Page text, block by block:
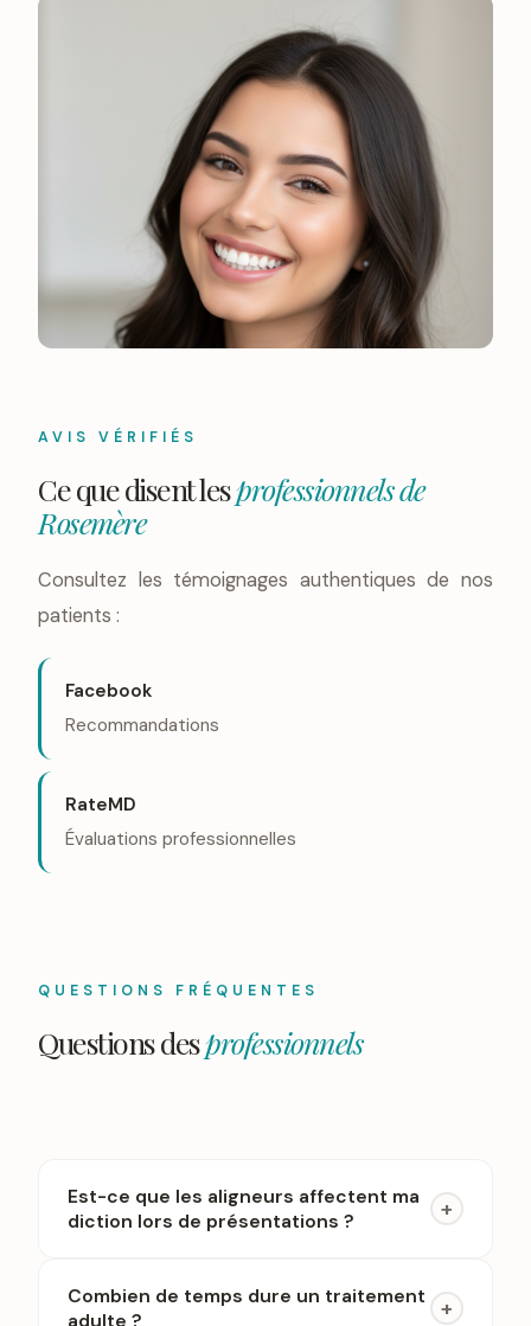
AVIS VÉRIFIÉS
Ce que disent lesprofessionnels de
Rosemère
Consultez les témoignages authentiques de nos
patients :
Facebook
Recommandations
RateMD
Évaluations professionnelles
QUESTIONS FRÉQUENTES
Questions desprofessionnels
Est-ce que les aligneurs affectent ma
diction lors de présentations ?
+
Combien de temps dure un traitement
adulte ?
+